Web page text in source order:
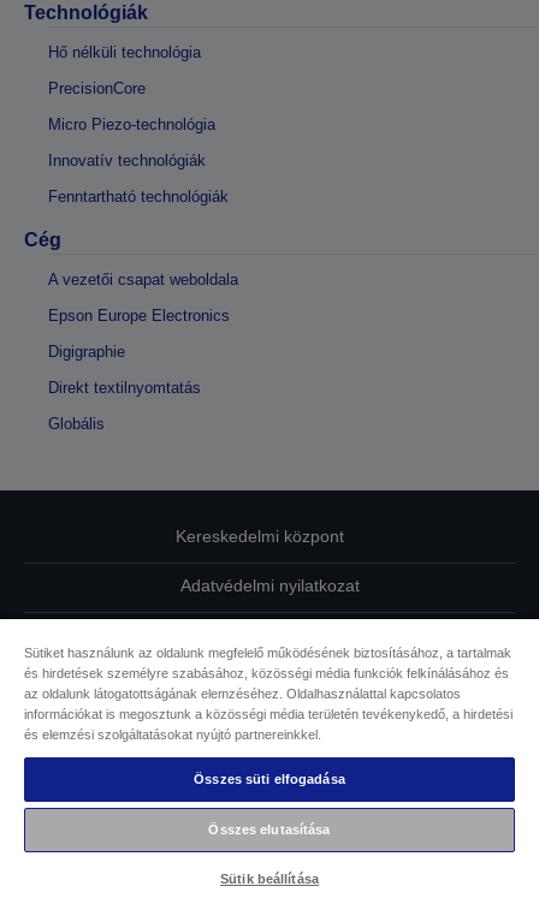
Technológiák
Hő nélküli technológia
PrecisionCore
Micro Piezo-technológia
Innovatív technológiák
Fenntartható technológiák
Cég
A vezetői csapat weboldala
Epson Europe Electronics
Digigraphie
Direkt textilnyomtatás
Globális
Kereskedelmi központ
Adatvédelmi nyilatkozat
Kapcsolatfelvétel
Sütikkel kapcsolatos információk
Az Epson elkötelezettsége az akadálymentesség mellett
Copyright © 2026 Seiko Epson
Sütiket használunk az oldalunk megfelelő működésének biztosításához, a tartalmak
és hirdetések személyre szabásához, közösségi média funkciók felkínálásához és
az oldalunk látogatottságának elemzéséhez. Oldalhasználattal kapcsolatos
információkat is megosztunk a közösségi média területén tevékenykedő, a hirdetési
és elemzési szolgáltatásokat nyújtó partnereinkkel.
Összes süti elfogadása
Összes elutasítása
Sütik beállítása